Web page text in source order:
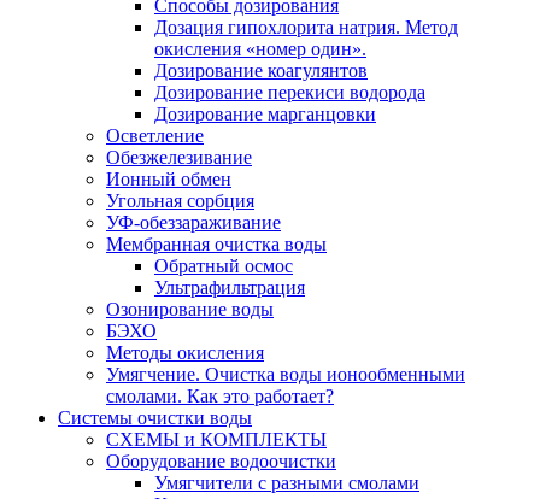
Способы дозирования
Дозация гипохлорита натрия. Метод
окисления «номер один».
Дозирование коагулянтов
Дозирование перекиси водорода
Дозирование марганцовки
Осветление
Обезжелезивание
Ионный обмен
Угольная сорбция
УФ-обеззараживание
Мембранная очистка воды
Обратный осмос
Ультрафильтрация
Озонирование воды
БЭХО
Методы окисления
Умягчение. Очистка воды ионообменными
смолами. Как это работает?
Системы очистки воды
СХЕМЫ и КОМПЛЕКТЫ
Оборудование водоочистки
Умягчители с разными смолами